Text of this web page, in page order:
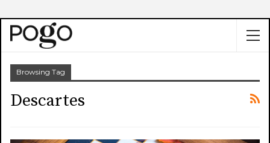
Browsing Tag
Descartes